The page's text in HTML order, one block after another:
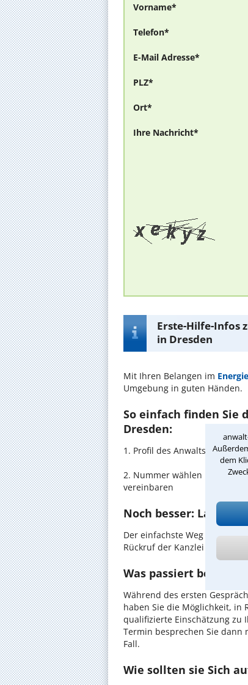
dem
Vorname*
Telefon*
E-Mail Adresse*
PLZ*
Ort*
Ihre Nachricht*
Erste-Hilfe-Infos
in Dresden
Mit Ihren Belangen im
Umgebung in guten Händen.
So einfach finden Sie
Dresden:
1. Profil des Anwalts für
2. Nummer wählen und
vereinbaren
Noch besser: Lassen
Der einfachste Weg zum
Rückruf der Kanzlei
Was passiert beim
Während des ersten
haben Sie die Möglichkeit, in
qualifizierte Einschätzung zu
Termin besprechen Sie dann
Fall.
Wie sollten sie Sich